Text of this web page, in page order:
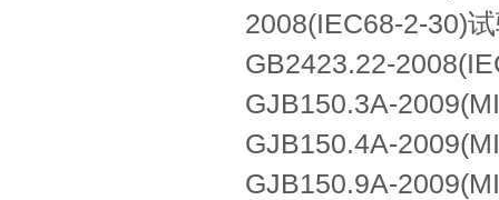
2008(IEC68-2-30)
GB2423.22-
GJB150.3A-
GJB150.4A-
GJB150.9A-